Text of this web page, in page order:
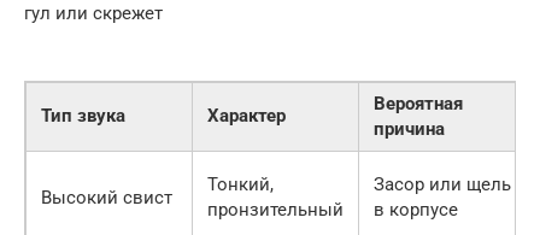
гул или скрежет
Тип звука Характер
Вероятная
причина
Высокий свист
Тонкий,
пронзительный
Засор или щель
в корпусе